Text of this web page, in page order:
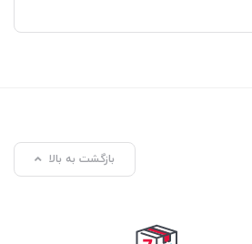
بازگشت به بالا